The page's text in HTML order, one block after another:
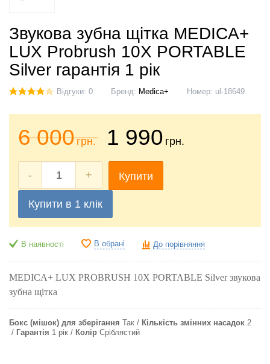
Звукова зубна щітка MEDICA+
LUX Probrush 10X PORTABLE
Silver гарантія 1 рік
Відгуки: 0 Бренд: Medica+ Номер: ul-18649
6 000грн. 1 990 грн.
- + Купити
Купити в 1 клік
В наявності В обрані До порівняння
MEDICA+ LUX PROBRUSH 10X PORTABLE Silver звукова
зубна щітка
Бокс (мішок) для зберігання Так Кількість змінних насадок 2
Гарантія 1 рік Колір Сріблястий